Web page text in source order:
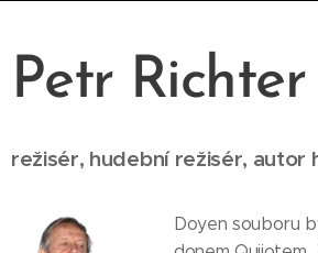
Petr Richter
režisér, hudební režisér, autor
Doyen souboru